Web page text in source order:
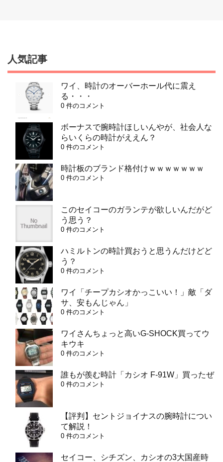
人気記事
ワイ、時計のオーバーホール代に震え
る・・・
0 件のコメント
ボーナスで腕時計ほしいんやが、社会人な
らいくらの時計がええん？
0 件のコメント
時計板のブランド格付けｗｗｗｗｗｗｗ
0 件のコメント
このセイコーのガランテが欲しいんだがど
う思う？
0 件のコメント
ハミルトンの時計買おうと思うんだけどど
う？
0 件のコメント
ワイ「チープカシオかっこいい！」敵「ダ
サ、安もんじゃん」
0 件のコメント
ワイさんちょっと高いG-SHOCK買ってウ
キウキ
0 件のコメント
誰もが羨む時計「カシオ F-91W」買ったぜ
0 件のコメント
【評判】セントジョイナスの腕時計につい
て解説！
0 件のコメント
セイコー、シチズン、カシオの3大国産時